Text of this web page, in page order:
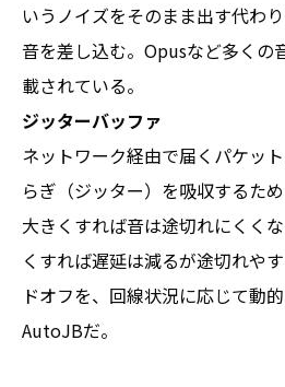
いうノイズをそのまま出す代わ
音を差し込む。Opusなど多くの
載されている。
ジッターバッファ
ネットワーク経由で届くパケッ
らぎ（ジッター）を吸収するた
大きくすれば音は途切れにくく
くすれば遅延は減るが途切れや
ドオフを、回線状況に応じて動
AutoJBだ。